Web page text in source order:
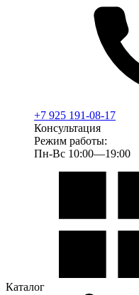
+7 925 191-08-17
Консультация
Режим работы:
Пн-Вс 10:00—19:00
Каталог